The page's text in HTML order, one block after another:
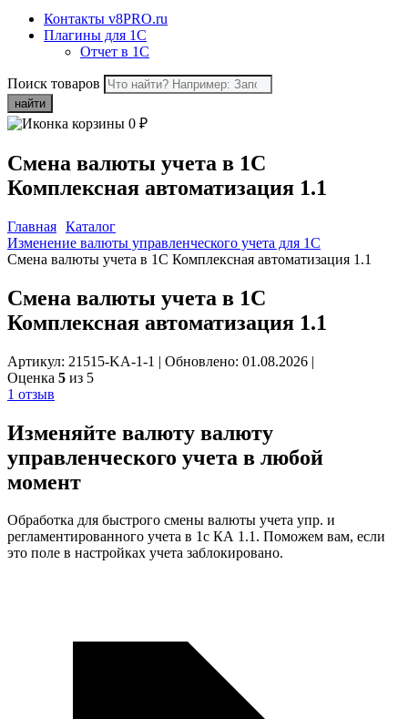
Контакты v8PRO.ru
Плагины для 1С
Отчет в 1С
Поиск товаров
найти
0 ₽
Смена валюты учета в 1С
Комплексная автоматизация 1.1
Главная Каталог
Изменение валюты управленческого учета для 1C
Смена валюты учета в 1С Комплексная автоматизация 1.1
Смена валюты учета в 1С
Комплексная автоматизация 1.1
Артикул: 21515-KA-1-1 | Обновлено: 01.08.2026 |
Оценка 5 из 5
1 отзыв
Изменяйте валюту валюту
управленческого учета в любой
момент
Обработка для быстрого смены валюты учета упр. и
регламентированного учета в 1с КА 1.1. Поможем вам, если
это поле в настройках учета заблокировано.